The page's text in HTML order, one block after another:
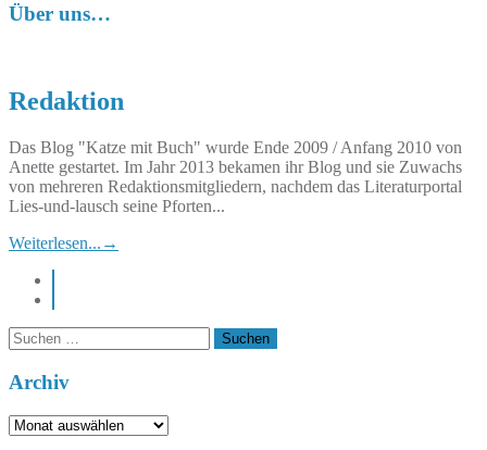
Über uns…
Redaktion
Das Blog "Katze mit Buch" wurde Ende 2009 / Anfang 2010 von
Anette gestartet. Im Jahr 2013 bekamen ihr Blog und sie Zuwachs
von mehreren Redaktionsmitgliedern, nachdem das Literaturportal
Lies-und-lausch seine Pforten...
Weiterlesen... →
Suchen
nach:
Archiv
Archiv